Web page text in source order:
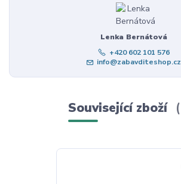
Lenka Bernátová
+420 602 101 576
info@zabavditeshop.cz
Související zboží